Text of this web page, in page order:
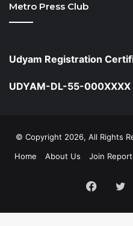
Metro Press Club
Udyam Registration
UDYAM-DL-55-000XXXX
© Copyright 2026, All Rights
Home
About Us Join